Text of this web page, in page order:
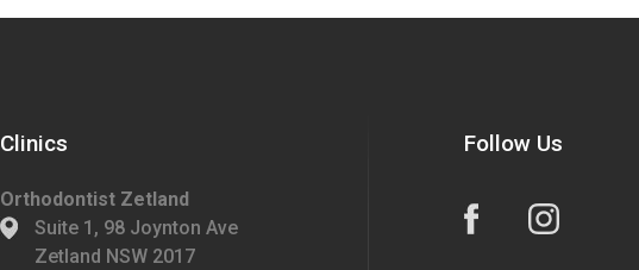
Clinics
Orthodontist Zetland
Suite 1, 98 Joynton Ave
Zetland NSW 2017
Follow Us